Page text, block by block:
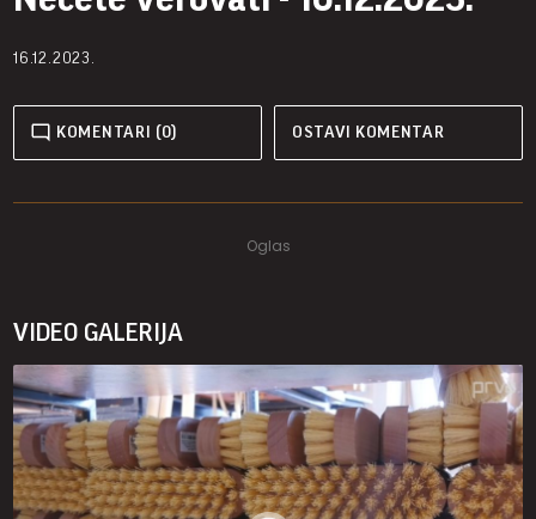
16.12.2023.
KOMENTARI (0) OSTAVI KOMENTAR
VIDEO GALERIJA